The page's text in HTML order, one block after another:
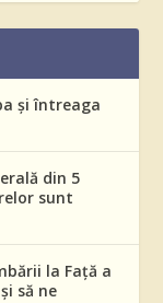
și întreaga
din 5
sunt
la Față a
să ne